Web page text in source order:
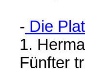
- Die
1.
Fünfter